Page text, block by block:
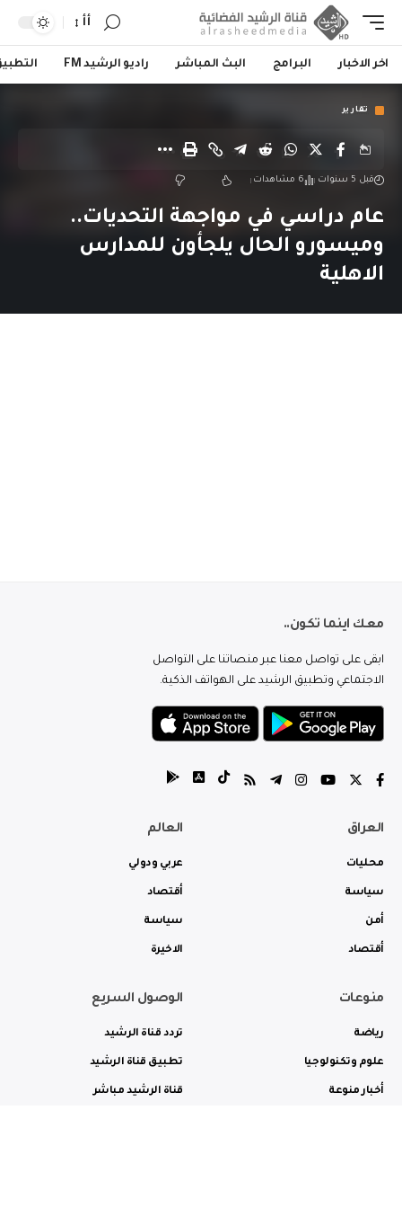
أأ
اخر الاخبار البرامج البث المباشر راديو الرشيد FM
تقارير
قبل 5 سنوات 6 مشاهدات
عام دراسي في مواجهة التحديات..
وميسورو الحال يلجأون للمدارس
الاهلية
معك اينما تكون..
ابقى على تواصل معنا عبر منصاتنا على التواصل
الاجتماعي وتطبيق الرشيد على الهواتف الذكية.
العراق
محليات
سياسة
أمن
أقتصاد
العالم
عربي ودولي
أقتصاد
سياسة
الاخيرة
منوعات
رياضة
علوم وتكنولوجيا
أخبار منوعة
الوصول السريع
تردد قناة الرشيد
تطبيق قناة الرشيد
قناة الرشيد مباشر